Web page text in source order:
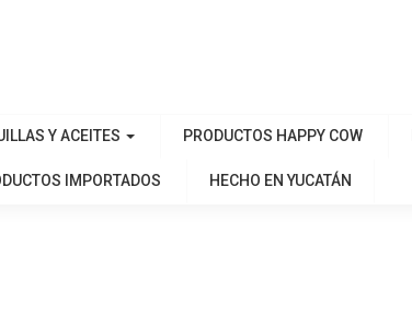
Y ACEITES PRODUCTOS HAPPY COW
IMPORTADOS HECHO EN YUCATÁN